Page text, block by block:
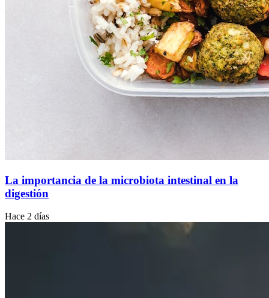
La importancia de la microbiota intestinal en la
digestión
Hace 2 días